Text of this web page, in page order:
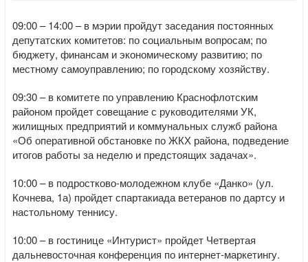
09:00 – 14:00 – в мэрии пройдут заседания постоянных
депутатских комитетов: по социальным вопросам; по
бюджету, финансам и экономическому развитию; по
местному самоуправлению; по городскому хозяйству.
09:30 – в комитете по управлению Краснофлотским
районом пройдет совещание с руководителями УК,
жилищных предприятий и коммунальных служб района
«Об оперативной обстановке по ЖКХ района, подведение
итогов работы за неделю и предстоящих задачах».
10:00 – в подростково-молодежном клубе «Данко» (ул.
Кочнева, 1а) пройдет спартакиада ветеранов по дартсу и
настольному теннису.
10:00 – в гостинице «Интурист» пройдет Четвертая
дальневосточная конференция по интернет-маркетингу.